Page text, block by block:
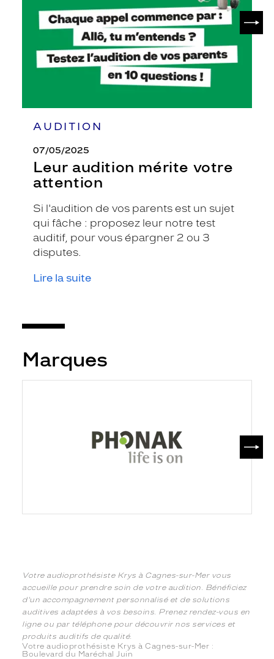
AUDITION
07/05/2025
Leur audition mérite votre
attention
Si l'audition de vos parents est un sujet
qui fâche : proposez leur notre test
auditif, pour vous épargner 2 ou 3
disputes.
Lire la suite
Marques
Votre audioprothésiste Krys à Cagnes-sur-Mer vous
accueille pour prendre soin de votre audition. Bénéficiez
d'un accompagnement personnalisé et de solutions
auditives adaptées à vos besoins. Prenez rendez-vous en
ligne ou par téléphone pour découvrir nos services et
produits auditifs de qualité.
Votre audioprothésiste Krys à Cagnes-sur-Mer :
Boulevard du Maréchal Juin